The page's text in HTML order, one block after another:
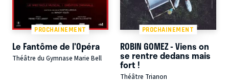
PROCHAINEMENT
Le Fantôme de l'Opéra
Théâtre du Gymnase Marie Bell
PROCHAINEMENT
ROBIN GOMEZ - Viens on
se rentre dedans mais
fort !
Théâtre Trianon